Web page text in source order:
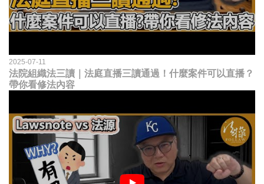
2025-07-11
法院組織法三讀｜法庭直播三讀通過！什麼案件可以直播？
帶你看修法內容